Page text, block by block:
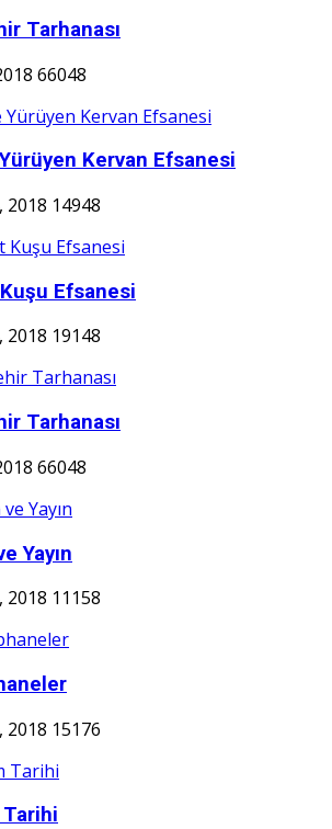
Tarhanası
66048
Kervan Efsanesi
2018 14948
Efsanesi
2018 19148
Tarhanası
66048
Yayın
2018 11158
2018 15176